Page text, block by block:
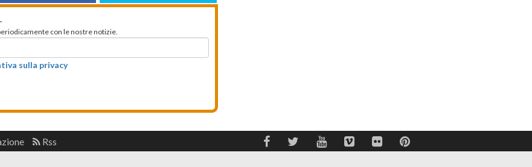
con le nostre notizie.
sulla privacy
Rss